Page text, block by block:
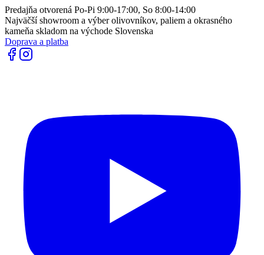
Predajňa otvorená Po-Pi 9:00-17:00, So 8:00-14:00
Najväčší showroom a výber olivovníkov, paliem a okrasného
kameňa skladom na východe Slovenska
Doprava a platba